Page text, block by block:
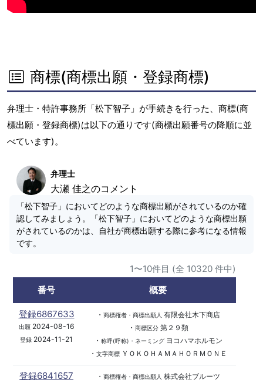
商標(商標出願・登録商標)
弁理士・特許事務所「松下智子」が手続きを行った、商標(商
標出願・登録商標)は以下の通りです(商標出願番号の降順に並
べています)。
弁理士
大瀬 佳之のコメント
「松下智子」においてどのような商標出願がされているのか確
認してみましょう。「松下智子」においてどのような商標出願
がされているのかは、自社が商標出願する際に参考になる情報
です。
1〜10件目 (全 10320 件中)
番号
概要
登録6867633
出願2024-08-16
登録 2024-11-21
・ 商標権者・商標出願人 有限会社木下商店
・ 商標区分第２９類
・ 称呼(呼称)・ネーミングヨコハマホルモン
・ 文字商標ＹＯＫＯＨＡＭＡＨＯＲＭＯＮＥ
登録6841657 ・ 商標権者・商標出願人 株式会社ブルーツ